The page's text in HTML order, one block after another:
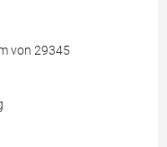
von 29345